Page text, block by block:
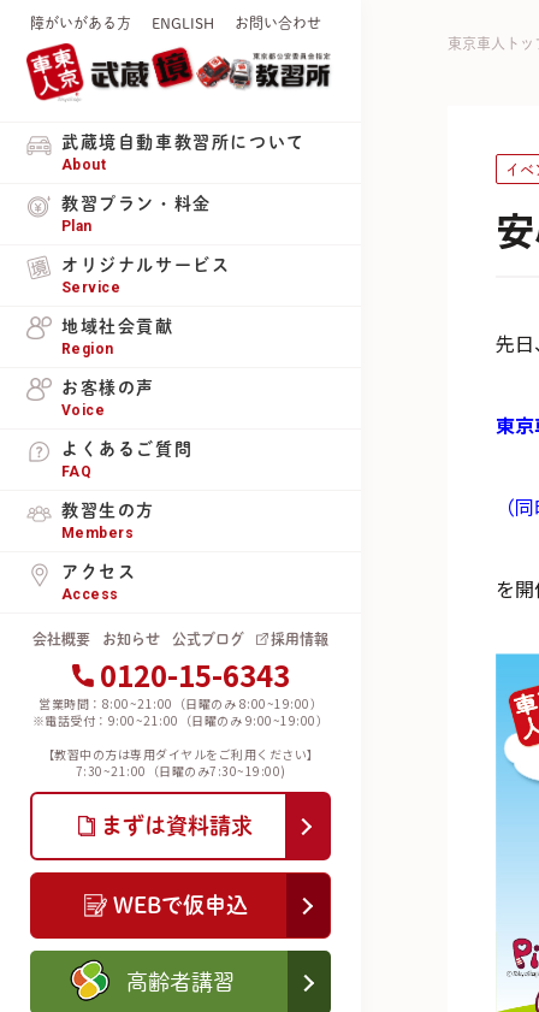
障がいがある方 ENGLISH お問い合わせ
武蔵境自動車教習所について
About
教習プラン・料金
Plan
オリジナルサービス
Service
地域社会貢献
Region
お客様の声
Voice
よくあるご質問
FAQ
教習生の方
Members
アクセス
Access
会社概要 お知らせ 公式ブログ 採用情報
0120-15-6343
営業時間：8:00~21:00（日曜のみ 8:00~19:00）
※電話受付：9:00~21:00（日曜のみ 9:00~19:00）
【教習中の方は専用ダイヤルをご利用ください】
7:30~21:00（日曜のみ7:30~19:00)
まずは資料請求
WEBで仮申込
高齢者講習
東京車人トッ
イベ
先
東
（
を